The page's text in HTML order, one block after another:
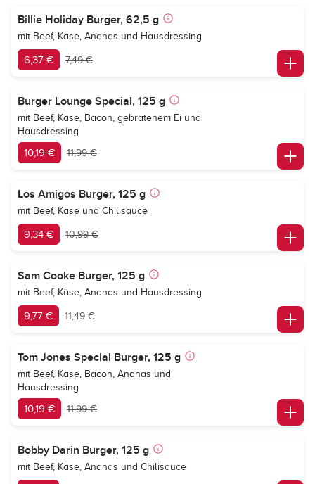
Billie Holiday Burger, 62,5 g
mit Beef, Käse, Ananas und Hausdressing
6,37 € 7,49 €
Burger Lounge Special, 125 g
mit Beef, Käse, Bacon, gebratenem Ei und
Hausdressing
10,19 € 11,99 €
Los Amigos Burger, 125 g
mit Beef, Käse und Chilisauce
9,34 € 10,99 €
Sam Cooke Burger, 125 g
mit Beef, Käse, Ananas und Hausdressing
9,77 € 11,49 €
Tom Jones Special Burger, 125 g
mit Beef, Käse, Bacon, Ananas und
Hausdressing
10,19 € 11,99 €
Bobby Darin Burger, 125 g
mit Beef, Käse, Ananas und Chilisauce